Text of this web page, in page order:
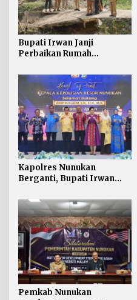
Bupati Irwan Janji
Perbaikan Rumah
Nunukan Tahun Ini
Kapolres Nunukan
Berganti, Bupati Irwan
Jaga Stabilitas Wilayah
Perbatasan
Pemkab Nunukan